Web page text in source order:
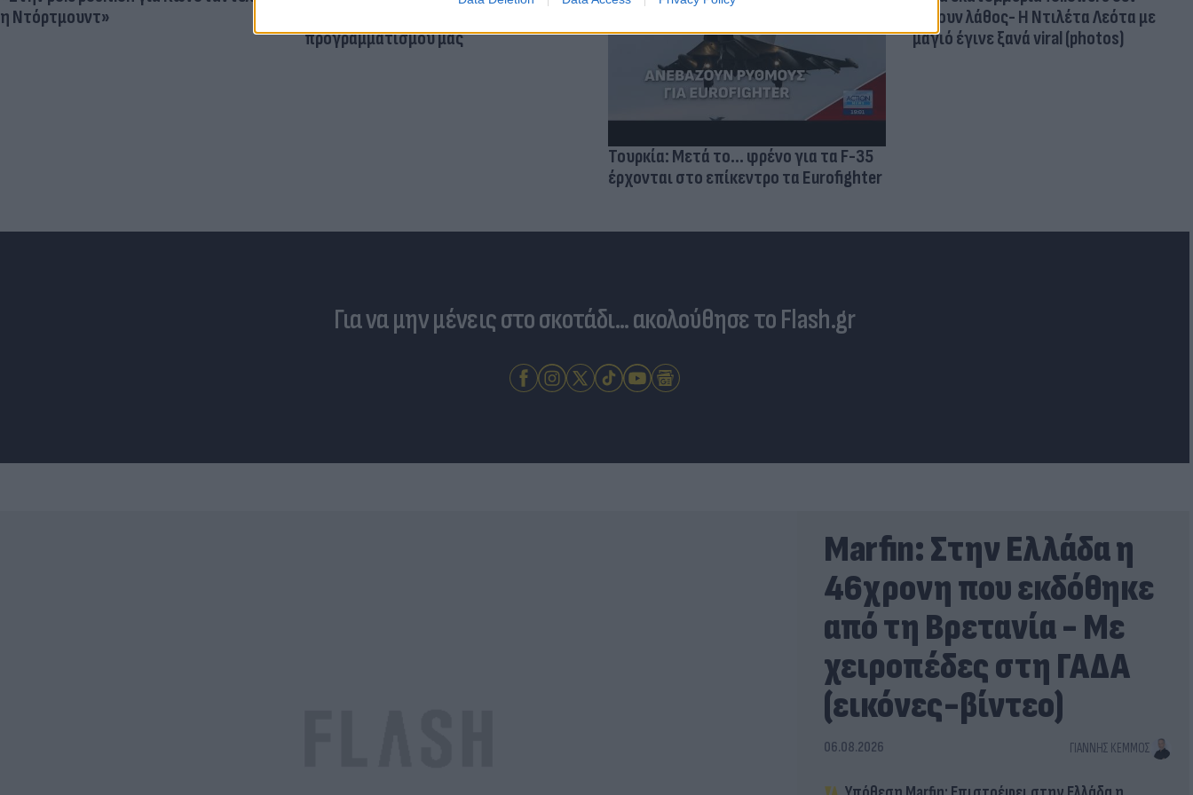
η Ντόρτμουντ»
προγραμματισμού μας
Τουρκία: Μετά το... φρένο για τα F-35
έρχονται στο επίκεντρο τα Eurofighter
κάνουν λάθος- Η Ντιλέτα Λεότα με
μαγιό έγινε ξανά viral (photos)
Για να μην μένεις στο σκοτάδι... ακολούθησε το Flash.gr
Marfin: Στην Ελλάδα η
46χρονη που εκδόθηκε
από τη Βρετανία - Με
χειροπέδες στη ΓΑΔΑ
(εικόνες-βίντεο)
06.08.2026 ΓΙΆΝΝΗΣ ΚΈΜΜΟΣ